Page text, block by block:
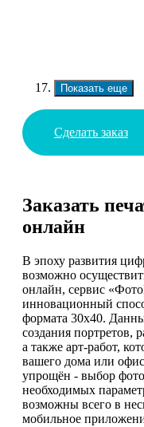
Показать еще
Сделать заказ
Заказать
онлайн
В эпоху развития
возможно
онлайн, сервис
инновационный
формата 30х40.
создания портретов,
а также арт-работ,
вашего дома или
упрощён - выбор
необходимых
возможны всего в
мобильное